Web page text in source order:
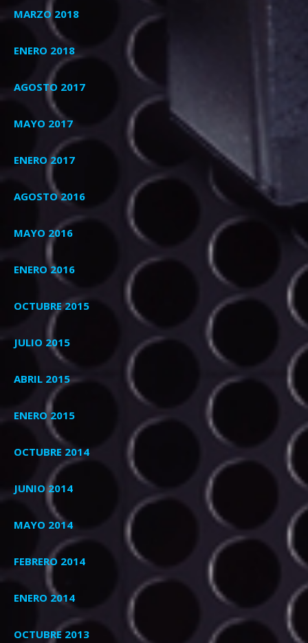
MARZO 2018
ENERO 2018
AGOSTO 2017
MAYO 2017
ENERO 2017
AGOSTO 2016
MAYO 2016
ENERO 2016
OCTUBRE 2015
JULIO 2015
ABRIL 2015
ENERO 2015
OCTUBRE 2014
JUNIO 2014
MAYO 2014
FEBRERO 2014
ENERO 2014
OCTUBRE 2013